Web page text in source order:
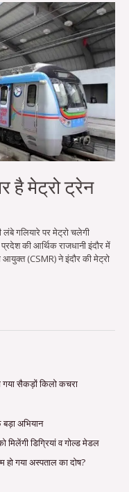
है मेट्रो ट्रेन
गलियारे पर मेट्रो चलेगी
की आर्थिक राजधानी इंदौर में
आयुक्त (CSMR) ने इंदौर की मेट्रो
गया सैकड़ों किलो कचरा
अभियान
मिलेंगी डिग्रियां व गोल्ड मेडल
हो गया अस्पताल का दोष?